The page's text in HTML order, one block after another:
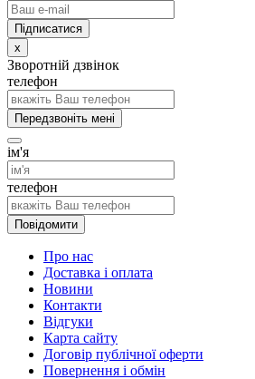
x
Зворотній дзвінок
телефон
Передзвоніть мені
ім'я
телефон
Повідомити
Про нас
Доставка і оплата
Новини
Контакти
Відгуки
Карта сайту
Договір публічної оферти
Повернення і обмін